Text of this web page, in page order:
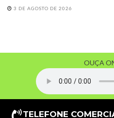
3 DE AGOSTO DE 2026
OUÇA
TELEFONE